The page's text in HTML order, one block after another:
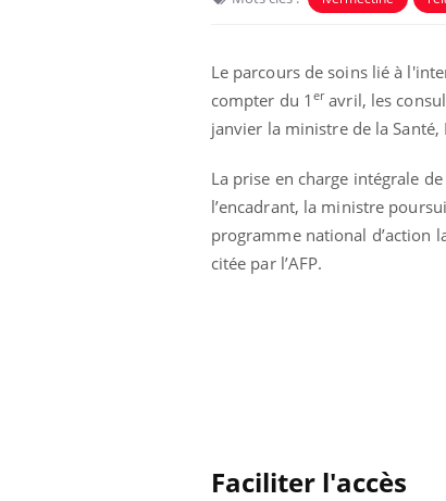
Le parcours de soins lié à
compter du 1 eravril, les
janvier la ministre de la
La prise en charge intégrale
l’encadrant, la ministre
programme national d’action
citée par l’AFP.
Faciliter l'accès
Mortalité infantile : un
rapport s’interroge sur son
taux élevé en France
Grossesse à risque : ce jus
naturel attire l'attention
des chercheurs